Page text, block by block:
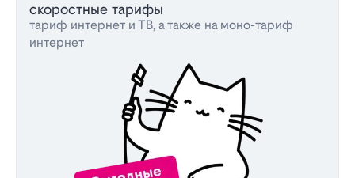
скоростные тарифы
тариф интернет и ТВ, а также на моно-тариф
интернет